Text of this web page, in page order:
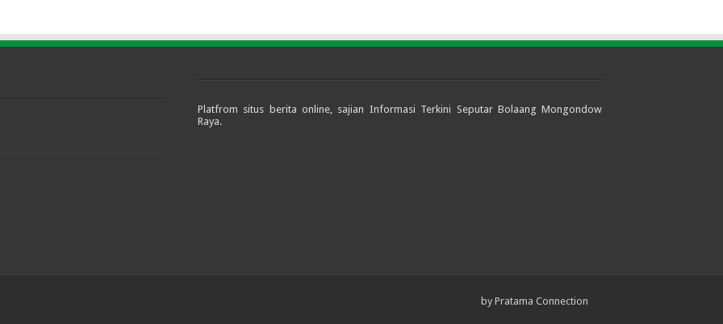
Platfrom situs berita online, sajian Informasi Terkini Seputar Bolaang Mongondow
Raya.
by Pratama Connection